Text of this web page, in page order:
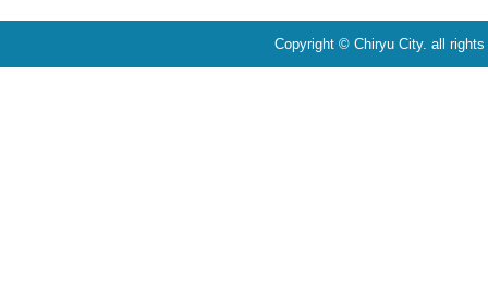
Copyright © Chiryu City. all rights